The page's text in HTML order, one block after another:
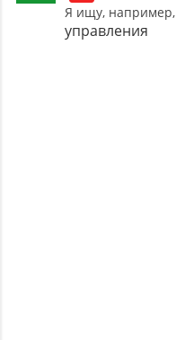
Я ищу, например,
управления